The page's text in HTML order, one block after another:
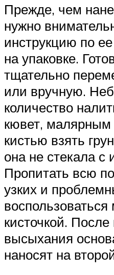
Прежде, чем
нужно
инструкцию по
на упаковке.
тщательно
или вручную.
количество
кювет,
кистью взять
она не стекала с
Пропитать всю
узких и
кисточкой. После
высыхания
наносят на